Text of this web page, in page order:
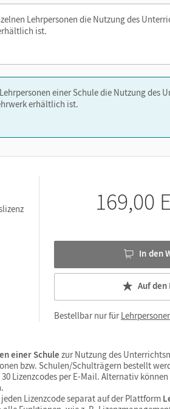
(eigene, in Teilen
der Schüler/-
Lehrpersonen die Nutzung des
ist.
einer Schule die Nutzung des
erhältlich ist.
169,00
In den
Auf
Bestellbar nur für
einer Schule zur Nutzung des
bzw. Schulen/Schulträgern bestellt
Lizenzcodes per E-Mail. Alternativ
Lizenzcode separat auf der Plattform